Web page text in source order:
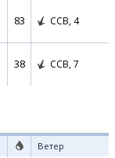
83 ССВ, 4
38 ССВ, 7
Ветер